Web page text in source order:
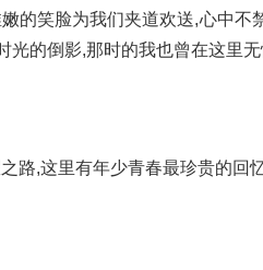
的笑脸为我们夹道欢送,心中不
光的倒影,那时的我也曾在这里无
路,这里有年少青春最珍贵的回